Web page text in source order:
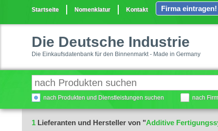
Startseite Nomenklatur Kontakt Firma eintragen!
Die Deutsche Industrie
Die Einkaufsdatenbank für den Binnenmarkt - Made in Germany
nach Produkten und Dienstleistungen suchen nach
1 Lieferanten und Hersteller von "Additive